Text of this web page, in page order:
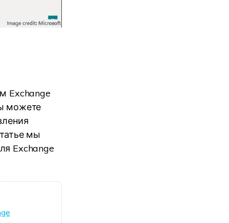
Exchange
можете
мы
Exchange